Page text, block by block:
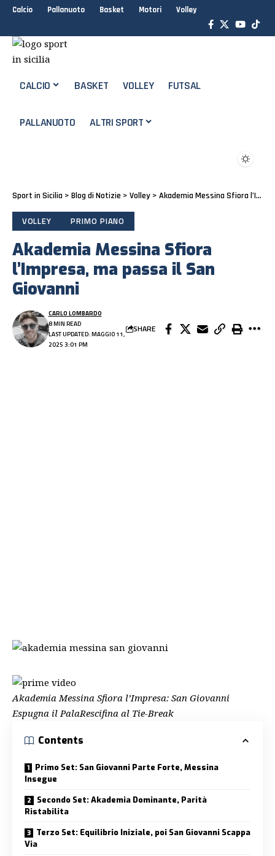
Calcio Pallanuoto Basket Motori Volley
CALCIO BASKET VOLLEY FUTSAL
PALLANUOTO ALTRI SPORT
Sport in Sicilia > Blog di Notizie > Volley > Akademia Messina Sfiora l’Impresa, ma passa il San Giovanni
VOLLEY PRIMO PIANO
Akademia Messina Sfiora
l’Impresa, ma passa il San
Giovanni
LAST UPDATED: MAGGIO 11,
2025 3:01 PM
CARLO LOMBARDO
8 MIN READ
SHARE
Akademia Messina Sfiora l’Impresa: San Giovanni
Espugna il PalaRescifina al Tie-Break
Contents
Primo Set: San Giovanni Parte Forte, Messina
Insegue
Secondo Set: Akademia Dominante, Parità
Ristabilita
Terzo Set: Equilibrio Iniziale, poi San Giovanni Scappa
Via